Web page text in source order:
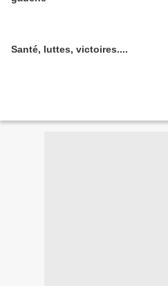
Santé, luttes, victoires....